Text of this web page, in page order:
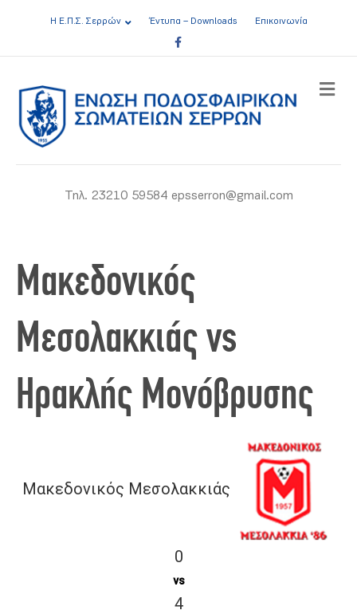
Η Ε.Π.Σ. Σερρών Έντυπα – Downloads
Επικοινωνία
Facebook
Τηλ. 23210 59584 epsserron@gmail.com
Μακεδονικός
Μεσολακκιάς vs
Ηρακλής Μονόβρυσης
Μακεδονικός Μεσολακκιάς
0
vs
4